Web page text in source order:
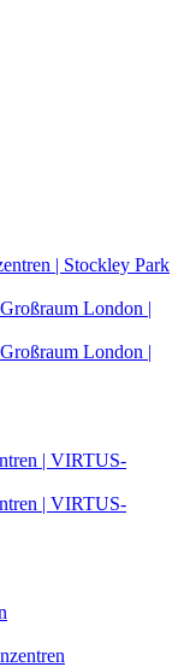
| Stockley Park
London |
London |
| VIRTUS-
| VIRTUS-